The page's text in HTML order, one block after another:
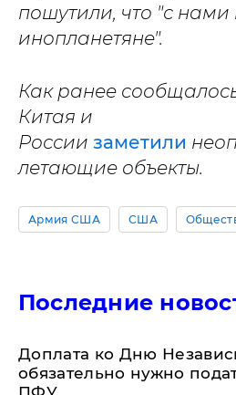
пошутили, что "с
инопланетяне".
Как ранее
Китая и
России заметили
летающие объекты.
Армия США США
Последние
Доплата ко Дню
обязательно нужно